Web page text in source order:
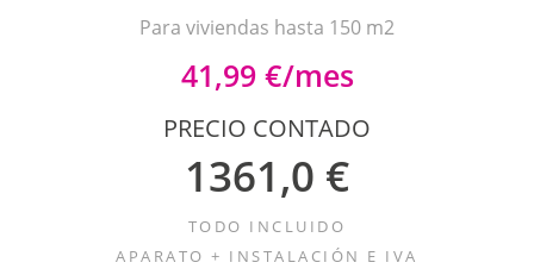
Para viviendas hasta 150 m2
41,99 €/mes
PRECIO CONTADO
1361,0 €
TODO INCLUIDO
APARATO + INSTALACIÓN E IVA